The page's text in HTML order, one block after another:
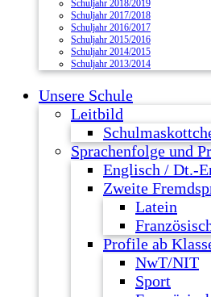
Schuljahr 2018/2019
Schuljahr 2017/2018
Schuljahr 2016/2017
Schuljahr 2015/2016
Schuljahr 2014/2015
Schuljahr 2013/2014
Unsere Schule
Leitbild
Sprachenfolge und
Englisch / Dt.-
Zweite
Latein
Profile ab
NwT/NIT
Sport